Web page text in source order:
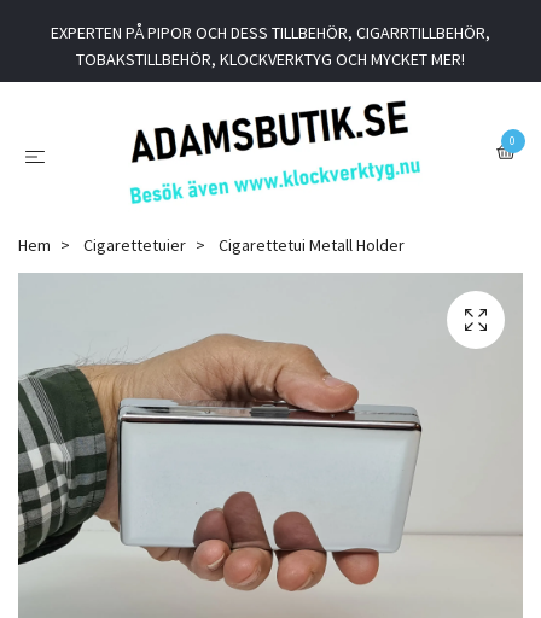
EXPERTEN PÅ PIPOR OCH DESS TILLBEHÖR, CIGARRTILLBEHÖR,
TOBAKSTILLBEHÖR, KLOCKVERKTYG OCH MYCKET MER!
0
Hem Cigarettetuier Cigarettetui Metall Holder